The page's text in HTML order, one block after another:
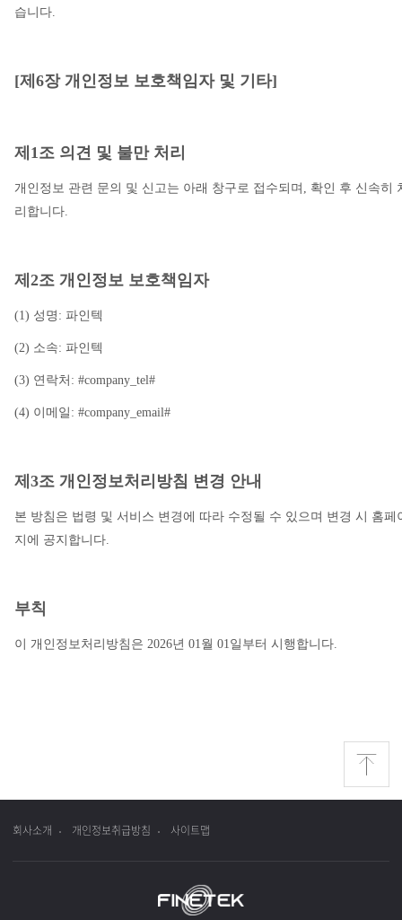
습니다.
[제6장 개인정보 보호책임자 및 기타]
제1조 의견 및 불만 처리
개인정보 관련 문의 및 신고는 아래 창구로 접수되며, 확인 후 신속히
리합니다.
제2조 개인정보 보호책임자
(1) 성명: 파인텍
(2) 소속: 파인텍
(3) 연락처: #company_tel#
(4) 이메일: #company_email#
제3조 개인정보처리방침 변경 안내
본 방침은 법령 및 서비스 변경에 따라 수정될 수 있으며 변경 시 홈페
지에 공지합니다.
부칙
이 개인정보처리방침은 2026년 01월 01일부터 시행합니다.
회사소개 개인정보취급방침 사이트맵